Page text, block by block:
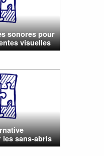
sonores pour
visuelles
les sans-abris